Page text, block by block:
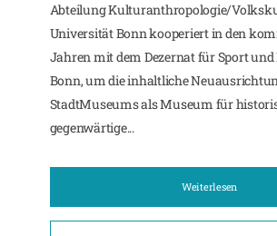
Abteilung Kulturanthropologie/
Universität Bonn kooperiert in den
Jahren mit dem Dezernat für Sport
Bonn, um die inhaltliche
StadtMuseums als Museum für
gegenwärtige...
Weiterlesen